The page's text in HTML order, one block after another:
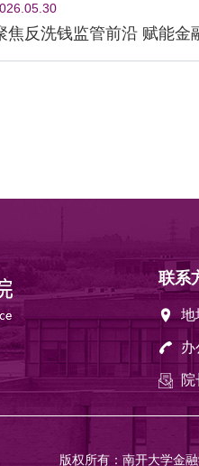
焦反洗钱监管前沿 赋能
联系
地
办
版权所有：南开大学金